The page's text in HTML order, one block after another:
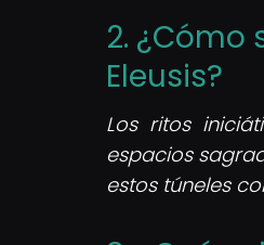
2.
Eleusis?
Los ritos
espacios
estos túneles